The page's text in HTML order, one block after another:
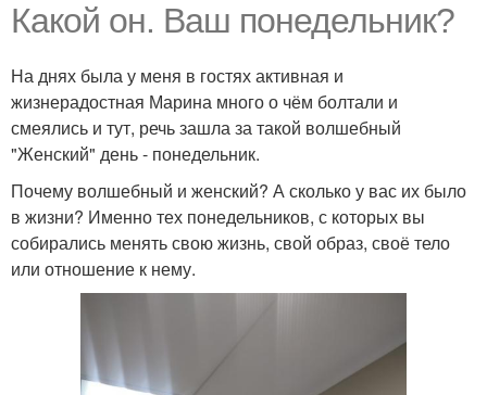
Какой он. Ваш понедельник?
На днях была у меня в гостях активная и
жизнерадостная Марина много о чём болтали и
смеялись и тут, речь зашла за такой волшебный
"Женский" день - понедельник.
Почему волшебный и женский? А сколько у вас их было
в жизни? Именно тех понедельников, с которых вы
собирались менять свою жизнь, свой образ, своё тело
или отношение к нему.